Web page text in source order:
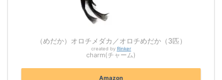
（めだか）オロチメダカ／オロチめだか（3匹）
created by Rinker
charm(チャーム)
Amazon